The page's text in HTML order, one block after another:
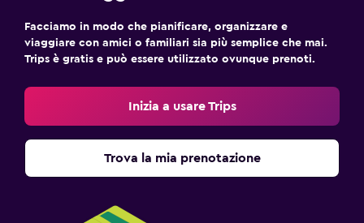
Facciamo in modo che pianificare, organizzare e
viaggiare con amici o familiari sia più semplice che mai.
Trips è gratis e può essere utilizzato ovunque prenoti.
Inizia a usare Trips
Trova la mia prenotazione